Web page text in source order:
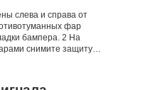
слева и справа от
фар
бампера. 2 На
снимите защиту…